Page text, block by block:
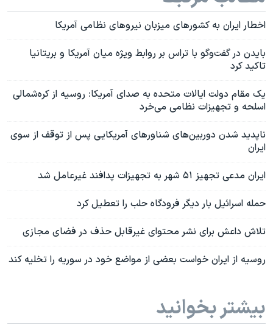
اخطار ایران به کشورهای میزبان نیروهای نظامی آمریکا
بایدن در گفت‌وگو با تراس بر روابط ویژه میان آمریکا و بریتانیا
تاکید کرد
یک مقام دولت ایالات متحده به صدای آمریکا: روسیه از کره‌شمالی
اسلحه و تجهیزات نظامی می‌خرد
ناپدید شدن دوربین‌های شناورهای آمریکایی پس از توقف از سوی
ایران
ایران مدعی تجهیز ۵۱ شهر به تجهیزات پدافند غیرعامل شد
حمله اسرائیل بار دیگر فرودگاه حلب را تعطیل کرد
تلاش داعش برای نشر محتوای غیرقابل‌ حذف در فضای مجازی
روسیه از ایران خواست بعضی از مواضع خود در سوریه را تخلیه کند
بیشتر بخوانید